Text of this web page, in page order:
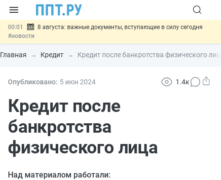
00:01
8 августа: важные документы, вступающие в силу сегодня
#новости
07.08 Подписан закон о блокировке продажи опасных товаров через
«Честный знак»#новости
07.08 Госпошлину за устранение ошибок в документах предлагают
07.08
отношений #новости
Главная Кредит Кредит после банкротства физического
Опубликовано: 5 июн 2024 1.4к
Кредит после
банкротства
физического лица
Над материалом работали: